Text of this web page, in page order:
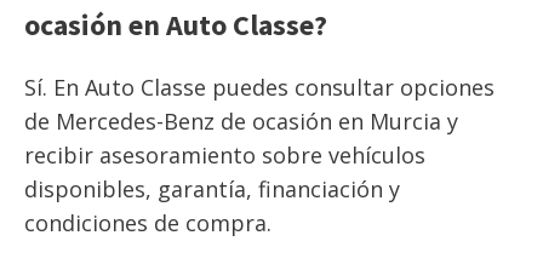
ocasión en Auto Classe?
Sí. En Auto Classe puedes consultar opciones
de Mercedes-Benz de ocasión en Murcia y
recibir asesoramiento sobre vehículos
disponibles, garantía, financiación y
condiciones de compra.